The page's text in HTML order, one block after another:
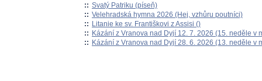
:: Svatý Patriku (píseň)
:: Velehradská hymna 2026 (Hej, vzhůru poutníci)
:: Litanie ke sv. Františkovi z Assisi ()
:: Kázání z Vranova nad Dyjí 12. 7. 2026 (15. neděle v
:: Kázání z Vranova nad Dyjí 28. 6. 2026 (13. neděle v